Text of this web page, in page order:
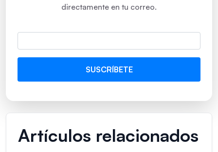
directamente en tu correo.
Artículos relacionados